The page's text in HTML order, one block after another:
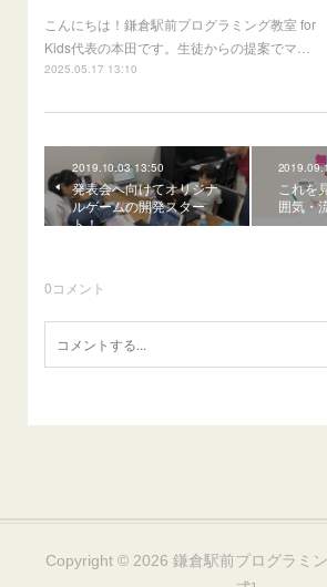
こんにちは！鎌倉駅前プログラミング教室 for
Kids代表の本田です。生徒からの提案でマ…
2025.05.17 13:10
2019.10.03 13:50
発表会へ向けてオリジナ
ルゲームの開発スター
ト！
これを
囲気・
0コメント
Copyright © 2026 鎌倉駅前プログラミ